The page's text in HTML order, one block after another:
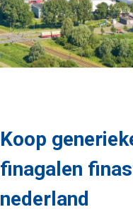
Koop
finagalen
nederland